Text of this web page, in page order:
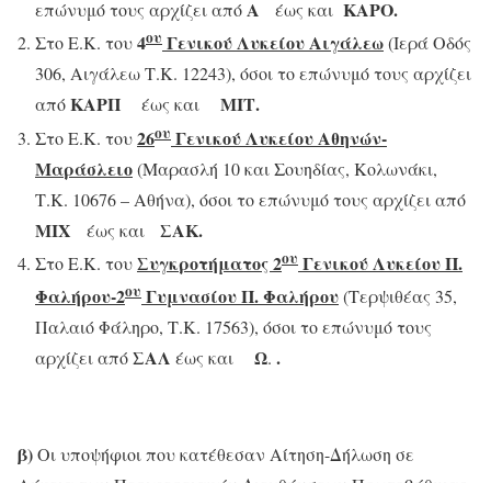
επώνυμό τους αρχίζει απόΑ έως και ΚΑΡΟ.
Στο Ε.Κ. του4ου Γενικού Λυκείου Αιγάλεω(Ιερά Οδός
306, Αιγάλεω Τ.Κ. 12243), όσοι το επώνυμό τους αρχίζει
απόΚΑΡΠ έως και ΜΙΤ.
Στο Ε.Κ. του26ου Γενικού Λυκείου Αθηνών-
Μαράσλειο(Μαρασλή 10 και Σουηδίας, Κολωνάκι,
Τ.Κ. 10676 – Αθήνα), όσοι το επώνυμό τους αρχίζει από
ΜΙΧ έως και ΣΑΚ.
Στο Ε.Κ. τουΣυγκροτήματος 2ου Γενικού Λυκείου Π.
Φαλήρου-2ου Γυμνασίου Π. Φαλήρου(Τερψιθέας 35,
Παλαιό Φάληρο, Τ.Κ. 17563), όσοι το επώνυμό τους
αρχίζει απόΣΑΛ έως και Ω. .
β)Οι υποψήφιοι που κατέθεσαν Αίτηση-Δήλωση σε